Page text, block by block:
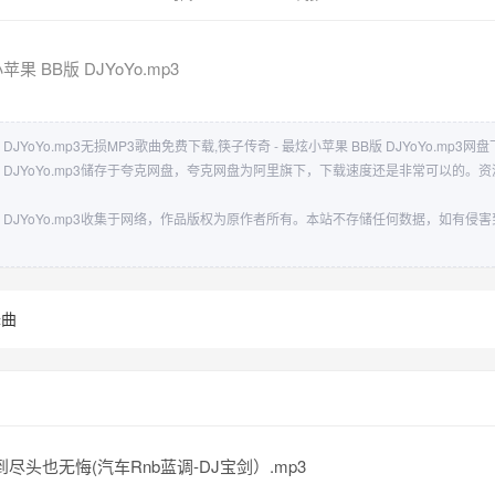
果 BB版 DJYoYo.mp3
无损MP3歌曲免费下载,筷子传奇 - 最炫小苹果 BB版 DJYoYo.mp3网盘
储存于夸克网盘，夸克网盘为阿里旗下，下载速度还是非常可以的。
收集于网络，作品版权为原作者所有。本站不存储任何数据，如有侵
尽头也无悔(汽车Rnb蓝调-DJ宝剑）.mp3